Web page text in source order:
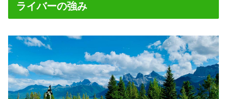
ライバーの強み